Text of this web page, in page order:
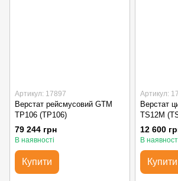
Артикул: 17897
Верстат рейсмусовий GTM
TP106 (TP106)
79 244 грн
В наявності
Купити
Артикул:
Верстат
TS12M
12 600
В
Купити